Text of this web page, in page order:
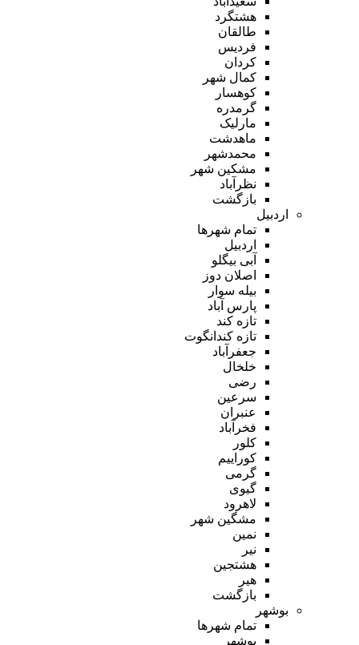
هشتگرد
طالقان
فردیس
کردان
کمال شهر
کوهسار
گرمدره
مارلیک
ماهدشت
محمدشهر
مشکین شهر
نظرآباد
بازگشت
اردبیل
تمام شهر‌ها
اردبیل
آبی بیگلو
اصلان دوز
بیله سوار
پارس آباد
تازه کند
تازه کندانگوت
جعفرآباد
خلخال
رضی
سرعین
عنبران
فخرآباد
کلور
کوراییم
گرمی
گیوی
لاهرود
مشگین شهر
نمین
نیر
هشتجین
هیر
بازگشت
بوشهر
تمام شهر‌ها
بوشهر